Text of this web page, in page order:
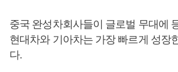
중국 완성차회사들이 글로벌 무대에
현대차와 기아차는 가장 빠르게 성장
다.